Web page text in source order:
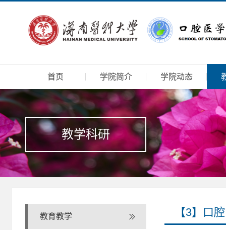
首页 学院简介 学院动态
教学科研
教育教学 【3】口